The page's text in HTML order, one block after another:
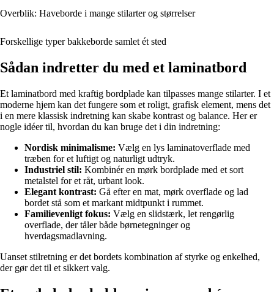
Overblik: Haveborde i mange stilarter og størrelser
Forskellige typer bakkeborde samlet ét sted
Sådan indretter du med et laminatbord
Et laminatbord med kraftig bordplade kan tilpasses mange stilarter. I et
moderne hjem kan det fungere som et roligt, grafisk element, mens det
i en mere klassisk indretning kan skabe kontrast og balance. Her er
nogle idéer til, hvordan du kan bruge det i din indretning:
Nordisk minimalisme: Vælg en lys laminatoverflade med
træben for et luftigt og naturligt udtryk.
Industriel stil: Kombinér en mørk bordplade med et sort
metalstel for et råt, urbant look.
Elegant kontrast: Gå efter en mat, mørk overflade og lad
bordet stå som et markant midtpunkt i rummet.
Familievenligt fokus: Vælg en slidstærk, let rengørlig
overflade, der tåler både børnetegninger og
hverdagsmadlavning.
Uanset stilretning er det bordets kombination af styrke og enkelhed,
der gør det til et sikkert valg.